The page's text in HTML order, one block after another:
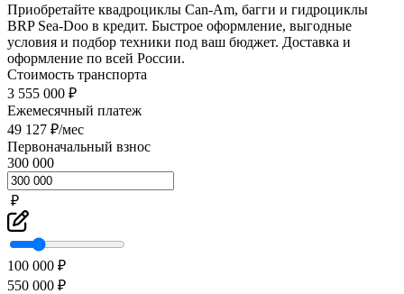
Приобретайте квадроциклы Can-Am, багги и гидроциклы
BRP Sea-Doo в кредит. Быстрое оформление, выгодные
условия и подбор техники под ваш бюджет. Доставка и
оформление по всей России.
Стоимость транспорта
3 555 000 ₽
Ежемесячный платеж
49 127 ₽/мес
Первоначальный взнос
300 000
₽
100 000 ₽
550 000 ₽